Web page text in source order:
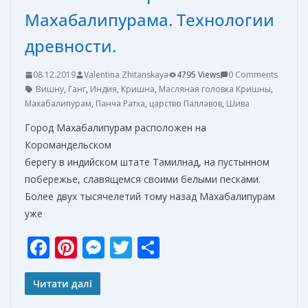
Махабалипурама. Технологии
древности.
08.12.2019 Valentina Zhitanskaya 4795 Views
0 Comments
Вишну, Ганг, Индия, Кришна, Масляная головка Кришны,
Махабалипурам, Панча Ратха, царство Паллавов, Шива
Город Махабалипурам расположен на
Коромандельском
берегу в индийском штате Тамилнад, на пустынном
побережье, славящемся своими белыми песками.
Более двух тысячелетий тому назад Махабалипурам
уже
F
ac
e
Pi
nt
er
M T
Читати далі